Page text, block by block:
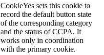
CookieYes sets this cookie to
record the default button state
of the corresponding category
and the status of CCPA. It
works only in coordination
with the primary cookie.